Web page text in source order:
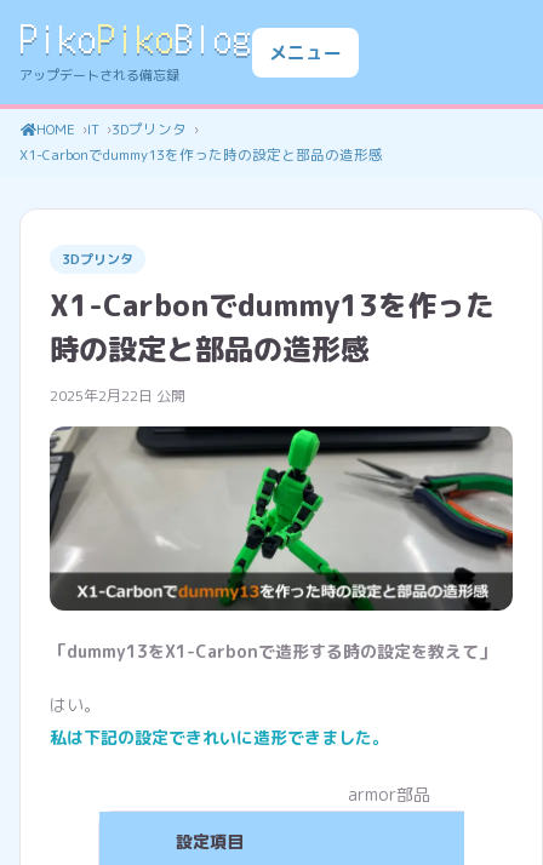
PikoPikoBlog
アップデートされる備忘録
メニュー
HOME IT
3Dプリンタ
X1-Carbonでdummy13を作った時の設定と部品の造形感
3Dプリンタ
X1-Carbonでdummy13を作った
時の設定と部品の造形感
2025年2月22日 公開
「dummy13をX1-Carbonで造形する時の設定を教えて」
はい。
私は下記の設定できれいに造形できました。
armor部品
設定項目